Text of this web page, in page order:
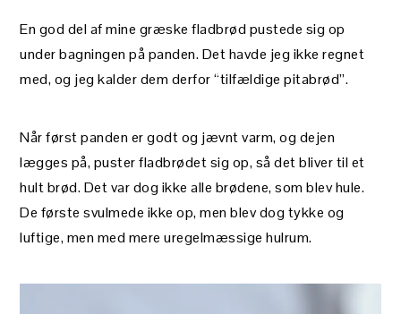
En god del af mine græske fladbrød pustede sig op
under bagningen på panden. Det havde jeg ikke regnet
med, og jeg kalder dem derfor “tilfældige pitabrød”.
Når først panden er godt og jævnt varm, og dejen
lægges på, puster fladbrødet sig op, så det bliver til et
hult brød. Det var dog ikke alle brødene, som blev hule.
De første svulmede ikke op, men blev dog tykke og
luftige, men med mere uregelmæssige hulrum.